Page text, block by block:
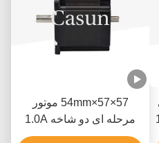
57×57×54mm موتور
مرحله ای دو شاخه 1.0A
0.9N.m NEMA 23 با ابزار